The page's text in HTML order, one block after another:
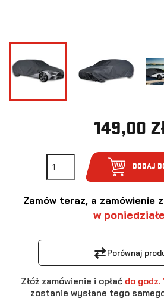
149,00
DODAJ
Zamów teraz, a zamówienie
w
⇄ Porównaj
Złóż zamówienie i opłać do godz.
zostanie wysłane tego